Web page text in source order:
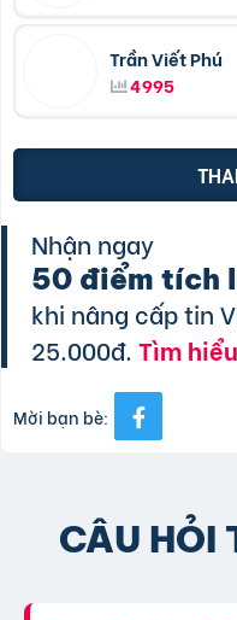
Trần Viết Phú
4995
Nhận ngay
50 điểm tích
khi nâng cấp tin
25.000đ.Tìm
Mời bạn bè:
CÂU HỎI